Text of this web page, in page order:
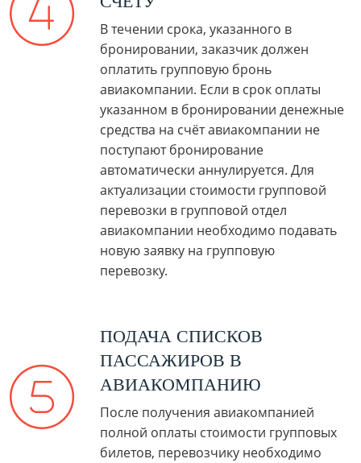
В течении срока, указанного в
бронировании, заказчик должен
оплатить групповую бронь
авиакомпании. Если в срок оплаты
указанном в бронировании денежные
средства на счёт авиакомпании не
поступают бронирование
автоматически аннулируется. Для
актуализации стоимости групповой
перевозки в групповой отдел
авиакомпании необходимо подавать
новую заявку на групповую
перевозку.
ПОДАЧА СПИСКОВ
ПАССАЖИРОВ В
АВИАКОМПАНИЮ
После получения авиакомпанией
полной оплаты стоимости групповых
билетов, перевозчику необходимо